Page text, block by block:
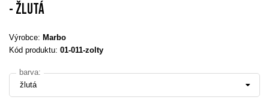
- ŽLUTÁ
Výrobce: Marbo
Kód produktu: 01-011-zolty
barva:
žlutá